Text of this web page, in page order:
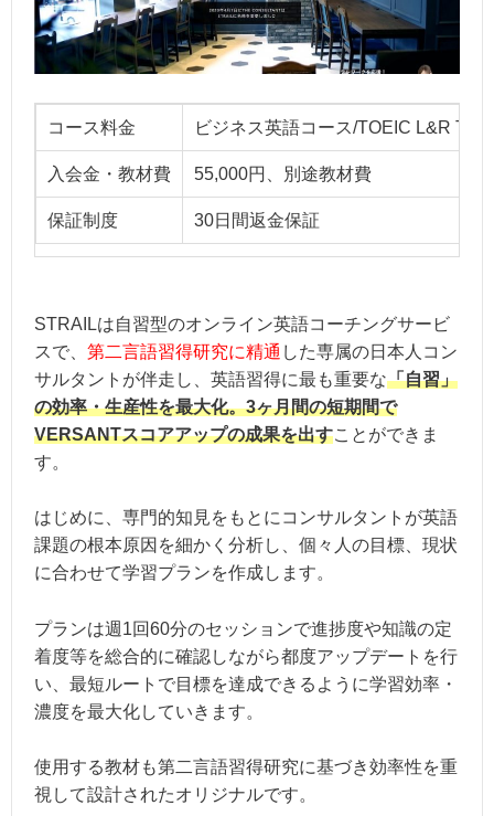
コース料金 ビジネス英語コース/TOEIC L&R
入会金・教材費 55,000円、別途教材費
保証制度 30日間返金保証
STRAILは自習型のオンライン英語コーチングサービ
スで、 第二言語習得研究に精通 した専属の日本人コン
サルタントが伴走し、英語習得に最も重要な「自習」
の効率・生産性を最大化。3ヶ月間の短期間で
VERSANTスコアアップの成果を出すことができま
す。
はじめに、専門的知見をもとにコンサルタントが英語
課題の根本原因を細かく分析し、個々人の目標、現状
に合わせて学習プランを作成します。
プランは週1回60分のセッションで進捗度や知識の定
着度等を総合的に確認しながら都度アップデートを行
い、最短ルートで目標を達成できるように学習効率・
濃度を最大化していきます。
使用する教材も第二言語習得研究に基づき効率性を重
視して設計されたオリジナルです。